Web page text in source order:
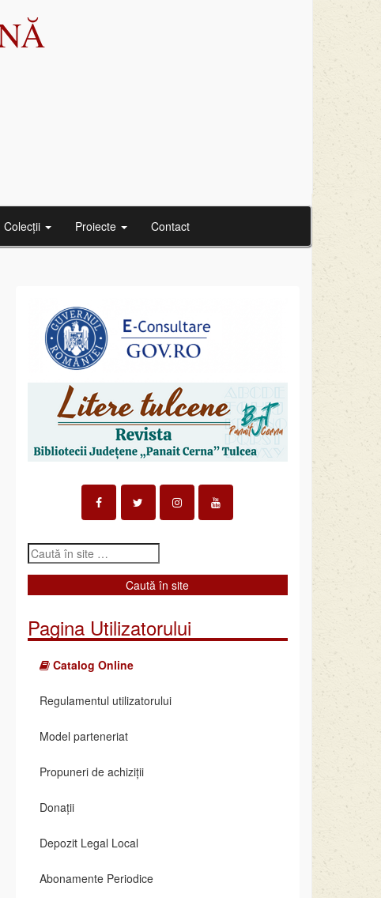
Colecții Proiecte Contact
Pagina Utilizatorului
Catalog Online
Regulamentul utilizatorului
Model parteneriat
Propuneri de achiziții
Donații
Depozit Legal Local
Abonamente Periodice